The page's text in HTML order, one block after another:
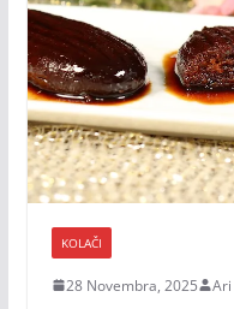
KOLAČI
28 Novembra, 2025 Ari